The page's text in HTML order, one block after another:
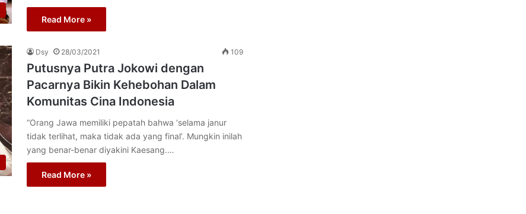
Read More »
Dsy 28/03/2021 109
Putusnya Putra Jokowi dengan
Pacarnya Bikin Kehebohan Dalam
Komunitas Cina Indonesia
“Orang Jawa memiliki pepatah bahwa ‘selama janur
tidak terlihat, maka tidak ada yang final’. Mungkin inilah
yang benar-benar diyakini Kaesang.…
Read More »